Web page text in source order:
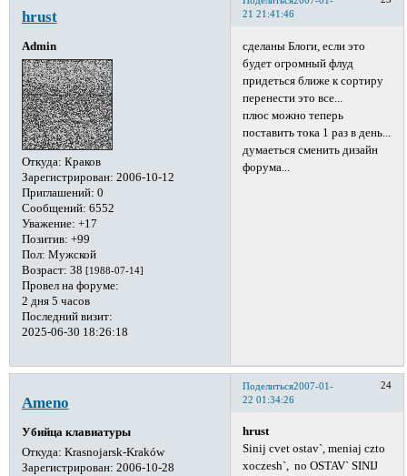
21 21:41:46
hrust
Admin
Откуда: Краков
Зарегистрирован: 2006-10-12
Приглашений: 0
Сообщений: 6552
Уважение: +17
Позитив: +99
Пол: Мужской
Возраст: 38 [1988-07-14]
Провел на форуме:
2 дня 5 часов
Последний визит:
2025-06-30 18:26:18
сделаны Блоги, если это
будет огромный флуд
придеться ближе к сортиру
перенести это все...
плюс можно теперь
поставить тока 1 раз в день...
думаеться сменить дизайн
форума...
Поделиться 24
2007-01-
22 01:34:26
Ameno
Убийца клавиатуры
Откуда: Krasnojarsk-Kraków
Зарегистрирован: 2006-10-28
hrust
Sinij cvet ostav`, meniaj czto
xoczesh`, no OSTAV` SINIJ